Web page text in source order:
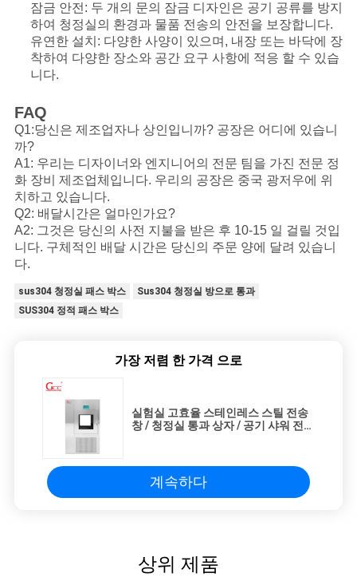
잠금 안전: 두 개의 문의 잠금 디자인은 공기 공류를 방지
하여 청정실의 환경과 물품 전송의 안전을 보장합니다.
유연한 설치: 다양한 사양이 있으며, 내장 또는 바닥에 장
착하여 다양한 장소와 공간 요구 사항에 적응 할 수 있습
니다.
FAQ
Q1:당신은 제조업자나 상인입니까? 공장은 어디에 있습니
까?
A1: 우리는 디자이너와 엔지니어의 전문 팀을 가진 전문 정
화 장비 제조업체입니다. 우리의 공장은 중국 광저우에 위
치하고 있습니다.
Q2: 배달시간은 얼마인가요?
A2: 그것은 당신의 사전 지불을 받은 후 10-15 일 걸릴 것입
니다. 구체적인 배달 시간은 당신의 주문 양에 달려 있습니
다.
sus304 청정실 패스 박스
Sus304 청정실 방으로 통과
SUS304 정적 패스 박스
가장 저렴 한 가격 으로
실험실 고효율 스테인레스 스틸 전송
창 / 청정실 통과 상자 / 공기 샤워 전송
계속하다
상위 제품